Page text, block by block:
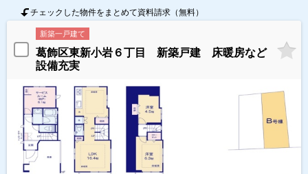
チェックした物件をまとめて資料請求（無料）
新築一戸建て
葛飾区東新小岩６丁目 新築戸建 床暖房など
設備充実